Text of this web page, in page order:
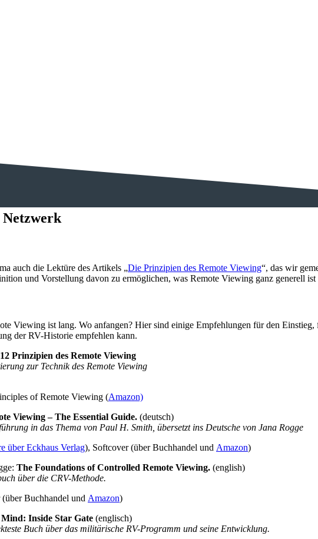
auch die Lektüre des Artikels „Die Prinzipien des Remote Viewing“, das wir
und Vorstellung davon zu ermöglichen, was Remote Viewing ganz generell
Viewing ist lang. Wo anfangen? Hier sind einige Empfehlungen für den
der RV-Historie empfehlen kann.
Prinzipien des Remote Viewing
zur Technik des Remote Viewing
of Remote Viewing (Amazon)
Viewing – The Essential Guide. (deutsch)
in das Thema von Paul H. Smith, übersetzt ins Deutsche von Jana Rogge
über Eckhaus Verlag), Softcover (über Buchhandel und Amazon)
The Foundations of Controlled Remote Viewing. (english)
über die CRV-Methode.
Buchhandel und Amazon)
Mind: Inside Star Gate (englisch)
Buch über das militärische RV-Programm und seine Entwicklung.